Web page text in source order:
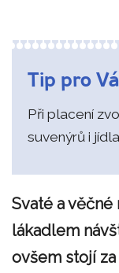
Tip pro
Při placení
suvenýrů i
Svaté a
lákadlem
ovšem stojí